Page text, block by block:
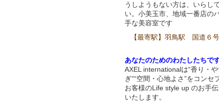
うしようもない方は、いらし
い。小美玉市、地域一番店の
手な美容室です
【最寄駅】羽鳥駅 国道６
あなたのためのわたしたちで
AXEL internationalは“香り・
ぎ”“空間・心地よさ”をコンセ
お客様のLife style up のお手
いたします。